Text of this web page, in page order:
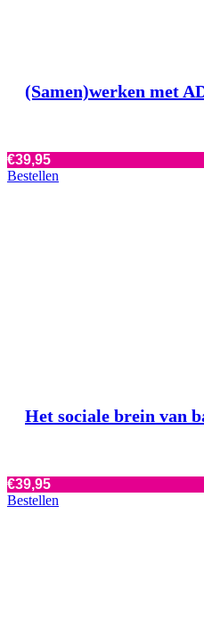
(Samen)werken met
€39,95
Bestellen
Het sociale brein van
€39,95
Bestellen